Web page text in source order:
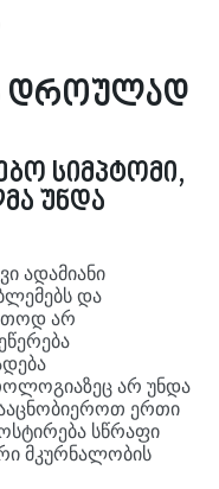
დროულად
სიმპტომი,
უნდა
ადამიანი
და
არ
არ უნდა
ერთი
სწრაფი
მკურნალობის